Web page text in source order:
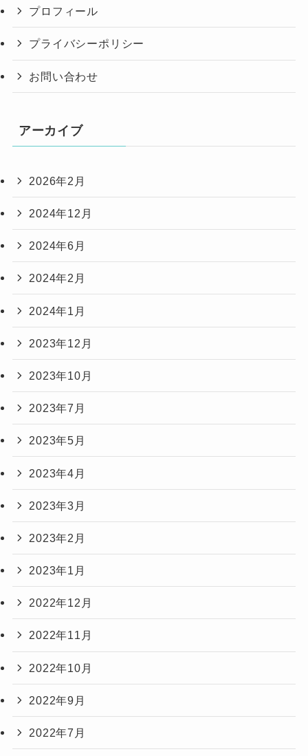
プロフィール
プライバシーポリシー
お問い合わせ
アーカイブ
2026年2月
2024年12月
2024年6月
2024年2月
2024年1月
2023年12月
2023年10月
2023年7月
2023年5月
2023年4月
2023年3月
2023年2月
2023年1月
2022年12月
2022年11月
2022年10月
2022年9月
2022年7月